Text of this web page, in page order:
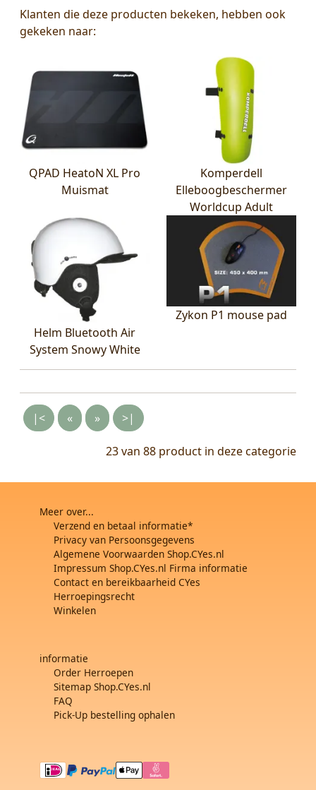
Klanten die deze producten bekeken, hebben ook
gekeken naar:
QPAD HeatoN XL Pro
Muismat
Komperdell
Elleboogbeschermer
Worldcup Adult
Helm Bluetooth Air
System Snowy White
Zykon P1 mouse pad
|< « » >|
23 van 88 product in deze categorie
Meer over...
Verzend en betaal informatie*
Privacy van Persoonsgegevens
Algemene Voorwaarden Shop.CYes.nl
Impressum Shop.CYes.nl Firma informatie
Contact en bereikbaarheid CYes
Herroepingsrecht
Winkelen
informatie
Order Herroepen
Sitemap Shop.CYes.nl
FAQ
Pick-Up bestelling ophalen